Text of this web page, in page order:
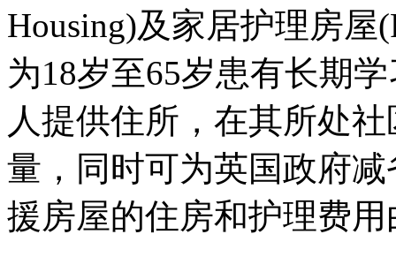
Housing)及家居护理房屋
为18岁至65岁患有长期
人提供住所，在其所处
量，同时可为英国政府
援房屋的住房和护理费